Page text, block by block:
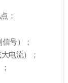
：
号）；
电流）；